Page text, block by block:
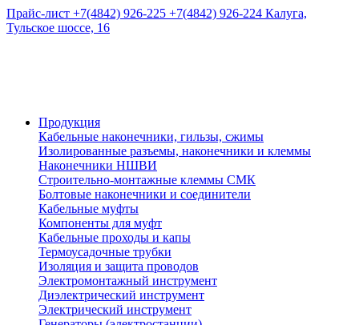
Прайс-лист +7(4842) 926-225 +7(4842) 926-224 Калуга,
Тульское шоссе, 16
Продукция
Кабельные наконечники, гильзы, сжимы
Изолированные разъемы, наконечники и клеммы
Наконечники НШВИ
Строительно-монтажные клеммы СМК
Болтовые наконечники и соединители
Кабельные муфты
Компоненты для муфт
Кабельные проходы и капы
Термоусадочные трубки
Изоляция и защита проводов
Электромонтажный инструмент
Диэлектрический инструмент
Электрический инструмент